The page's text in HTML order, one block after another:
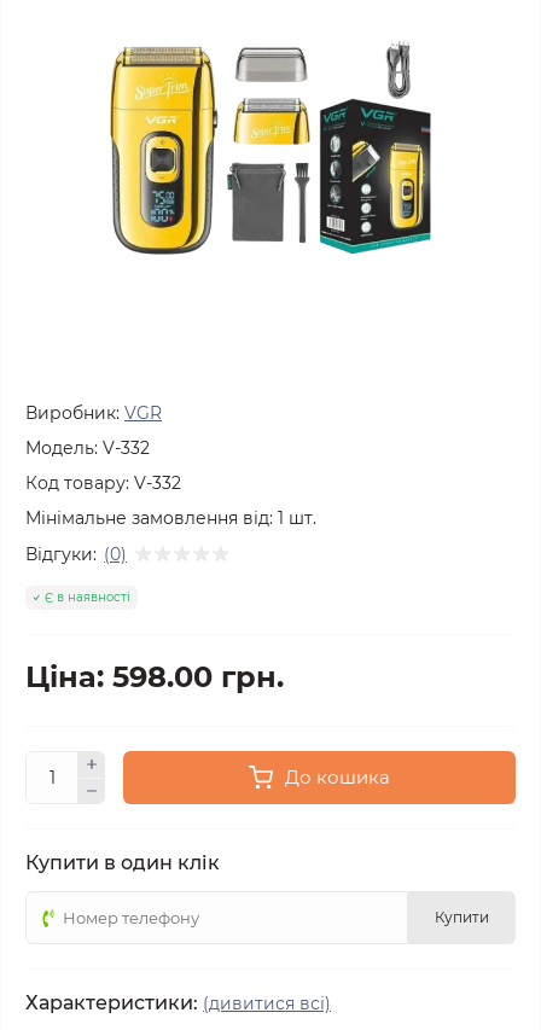
Виробник: VGR
Модель: V-332
Код товару: V-332
Мінімальне замовлення від: 1 шт.
Відгуки: (0)
Є в наявності
Ціна: 598.00 грн.
До кошика
Купити в один клік
Купити
Характеристики: (дивитися всі)